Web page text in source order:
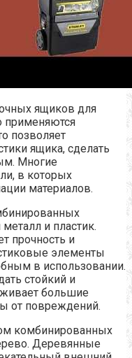
ящиков для
применяются
позволяет
ящика, сделать
Многие
в которых
материалов.
и пластик.
прочность и
элементы
в использовании.
стойкий и
большие
от повреждений.
комбинированных
Деревянные